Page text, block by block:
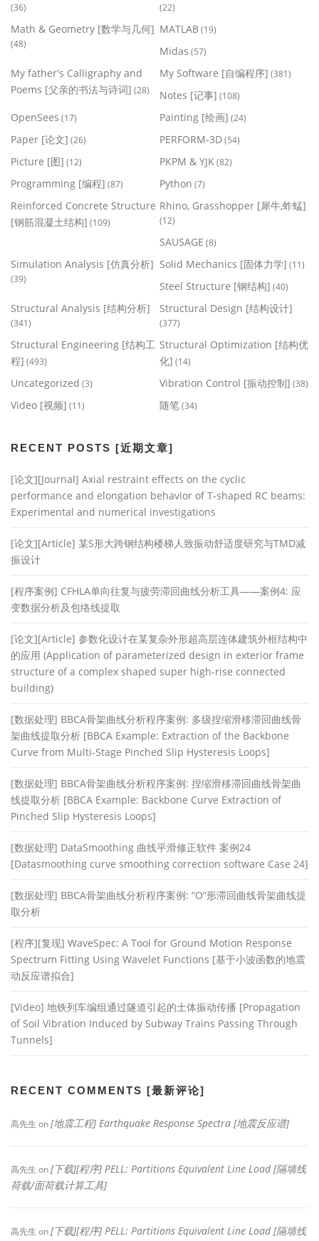
(36) (22)
Math & Geometry [数学与几何]
(48)
MATLAB(19)
Midas (57)
My father's Calligraphy and
Poems [父亲的书法与诗词] (28)
My Software [自编程序] (381)
Notes [记事] (108)
OpenSees (17) Painting [绘画] (24)
Paper [论文] (26) PERFORM-3D(54)
Picture [图] (12) PKPM & YJK(82)
Programming [编程] (87) Python (7)
Reinforced Concrete Structure
[钢筋混凝土结构] (109)
Rhino, Grasshopper [犀牛,蚱蜢]
(12)
SAUSAGE (8)
Simulation Analysis [仿真分析]
(39)
Solid Mechanics [固体力学] (11)
Steel Structure [钢结构] (40)
Structural Analysis [结构分析]
(341)
Structural Design [结构设计]
(377)
Structural Engineering [结构工
程] (493)
Structural Optimization [结构优
化] (14)
Uncategorized (3) Vibration Control [振动控制] (38)
Video [视频] (11) 随笔(34)
RECENT POSTS [近期文章]
[论文][Journal] Axial restraint effects on the cyclic
performance and elongation behavior of T-shaped RC beams:
Experimental and numerical investigations
[论文][Article] 某S形大跨钢结构楼梯人致振动舒适度研究与TMD减
振设计
[程序案例] CFHLA单向往复与疲劳滞回曲线分析工具——案例4: 应
变数据分析及包络线提取
[论文][Article] 参数化设计在某复杂外形超高层连体建筑外框结构中
的应用 (Application of parameterized design in exterior frame
structure of a complex shaped super high-rise connected
building)
[数据处理] BBCA骨架曲线分析程序案例: 多级捏缩滑移滞回曲线骨
架曲线提取分析 [BBCA Example: Extraction of the Backbone
Curve from Multi-Stage Pinched Slip Hysteresis Loops]
[数据处理] BBCA骨架曲线分析程序案例: 捏缩滑移滞回曲线骨架曲
线提取分析 [BBCA Example: Backbone Curve Extraction of
Pinched Slip Hysteresis Loops]
[数据处理] DataSmoothing 曲线平滑修正软件 案例24
[Datasmoothing curve smoothing correction software Case 24]
[数据处理] BBCA骨架曲线分析程序案例: “O”形滞回曲线骨架曲线提
取分析
[程序][复现] WaveSpec: A Tool for Ground Motion Response
Spectrum Fitting Using Wavelet Functions [基于小波函数的地震
动反应谱拟合]
[Video] 地铁列车编组通过隧道引起的土体振动传播 [Propagation
of Soil Vibration Induced by Subway Trains Passing Through
Tunnels]
RECENT COMMENTS [最新评论]
高先生 on[地震工程] Earthquake Response Spectra [地震反应谱]
高先生 on[下载][程序] PELL: Partitions Equivalent Line Load [隔墙线
荷载/面荷载计算工具]
高先生 on[下载][程序] PELL: Partitions Equivalent Line Load [隔墙线